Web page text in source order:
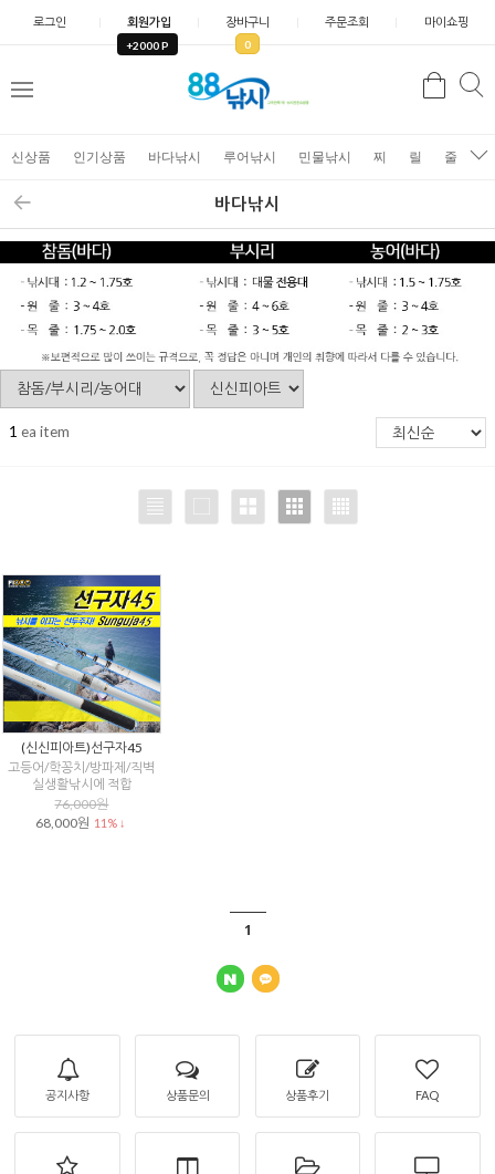
로그인 회원가입
+2000 P
장바구니
0
주문조회 마이쇼핑
검
신상품 인기상품 바다낚시 루어낚시 민물낚시 찌 릴 줄
바다낚시
1 ea item
(신신피아트)선구자45
고등어/학꽁치/방파제/직벽
실생활낚시에 적합
76,000원
68,000원 11% ↓
1
공지사항 상품문의 상품후기 FAQ